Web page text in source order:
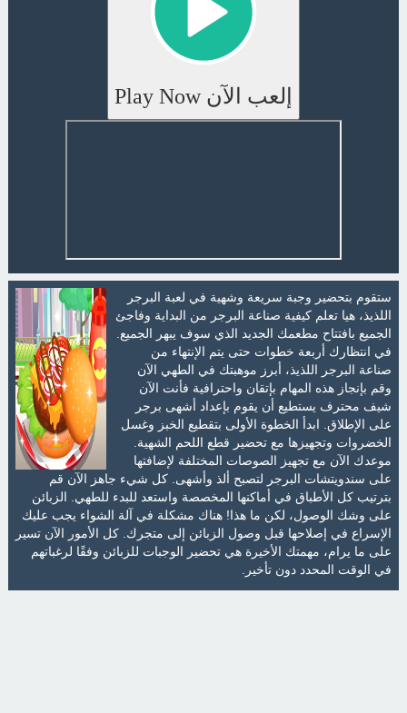
إلعب الآن Play Now
ستقوم بتحضير وجبة سريعة وشهية في لعبة البرجر
اللذيذ، هيا تعلم كيفية صناعة البرجر من البداية وفاجئ
الجميع بافتتاح مطعمك الجديد الذي سوف يبهر الجميع.
في انتظارك أربعة خطوات حتى يتم الإنتهاء من
صناعة البرجر اللذيذ، أبرز موهبتك في الطهي الآن
وقم بإنجاز هذه المهام بإتقان واحترافية فأنت الآن
شيف محترف يستطيع أن يقوم بإعداد أشهى برجر
على الإطلاق. ابدأ الخطوة الأولى بتقطيع الخبز وغسل
الخضروات وتجهيزها مع تحضير قطع اللحم الشهية.
موعدك الآن مع تجهيز الصوصات المختلفة لإضافتها
على سندويتشات البرجر لتصبح ألذ وأشهى. كل شيء جاهز الآن قم
بترتيب كل الأطباق في أماكنها المخصصة واستعد للبدء للطهي. الزبائن
على وشك الوصول، لكن ما هذا! هناك مشكلة في آلة الشواء يجب عليك
الإسراع في إصلاحها قبل وصول الزبائن إلى متجرك. كل الأمور الآن تسير
على ما يرام، مهمتك الأخيرة هي تحضير الوجبات للزبائن وفقًا لرغباتهم
في الوقت المحدد دون تأخير.